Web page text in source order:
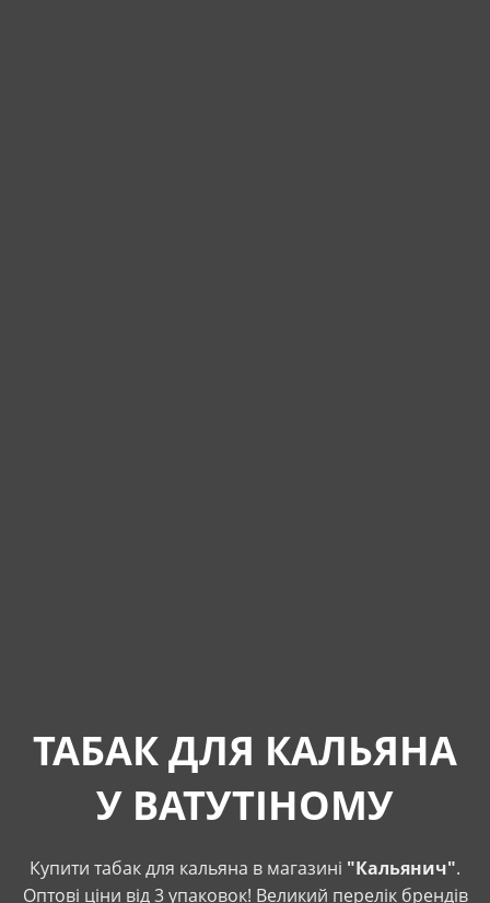
ТАБАК ДЛЯ КАЛЬЯНА
У ВАТУТІНОМУ
Купити табак для кальяна в магазині "Кальянич".
Оптові ціни від 3 упаковок! Великий перелік брендів